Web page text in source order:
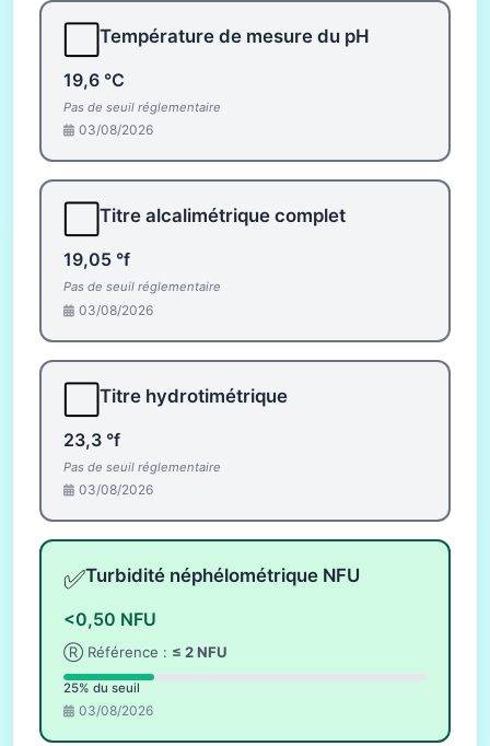
Température de mesure du pH
19,6 °C
Pas de seuil réglementaire
03/08/2026
Titre alcalimétrique complet
19,05 °f
Pas de seuil réglementaire
03/08/2026
Titre hydrotimétrique
23,3 °f
Pas de seuil réglementaire
03/08/2026
✅Turbidité néphélométrique NFU
<0,50 NFU
Ⓡ Référence : ≤ 2 NFU
25% du seuil
03/08/2026